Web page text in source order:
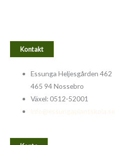
Kontakt
Essunga Heljesgården 462
465 94 Nossebro
Växel: 0512-52001
info@essungaplantskola.se